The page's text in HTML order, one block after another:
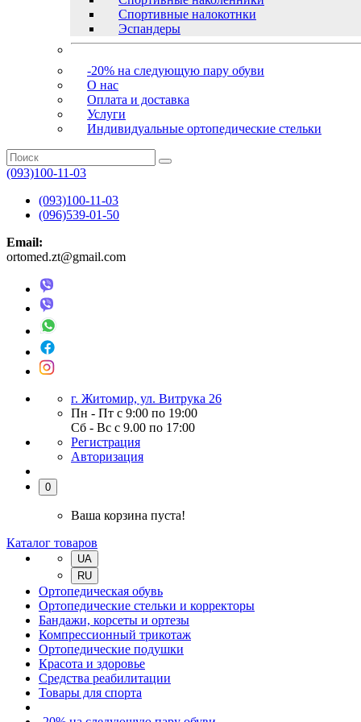
Спортивные налокотнки
Эспандеры
-20% на следующую пару обуви
О нас
Оплата и доставка
Услуги
Индивидуальные ортопедические стельки
(093)100-11-03
(093)100-11-03
(096)539-01-50
Email:
ortomed.zt@gmail.com
г. Житомир, ул. Витрука 26
Пн - Пт с 9:00 по 19:00
Сб - Вс с 9.00 по 17:00
Регистрация
Авторизация
0
Ваша корзина пуста!
Каталог товаров
UA
RU
Ортопедическая обувь
Ортопедические стельки и корректоры
Бандажи, корсеты и ортезы
Компрессионный трикотаж
Ортопедические подушки
Красота и здоровье
Средства реабилитации
Товары для спорта